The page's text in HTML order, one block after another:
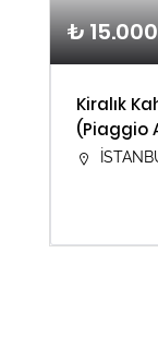
₺
Kiralık
(Piaggio